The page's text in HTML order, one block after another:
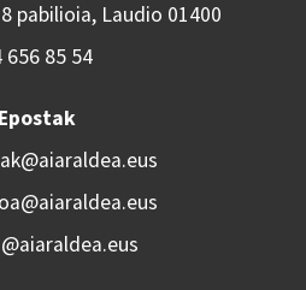
pabilioia, Laudio 01400
656 85 54
Epostak